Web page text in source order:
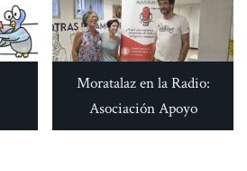
Moratalaz en la Radio:
Asociación Apoyo